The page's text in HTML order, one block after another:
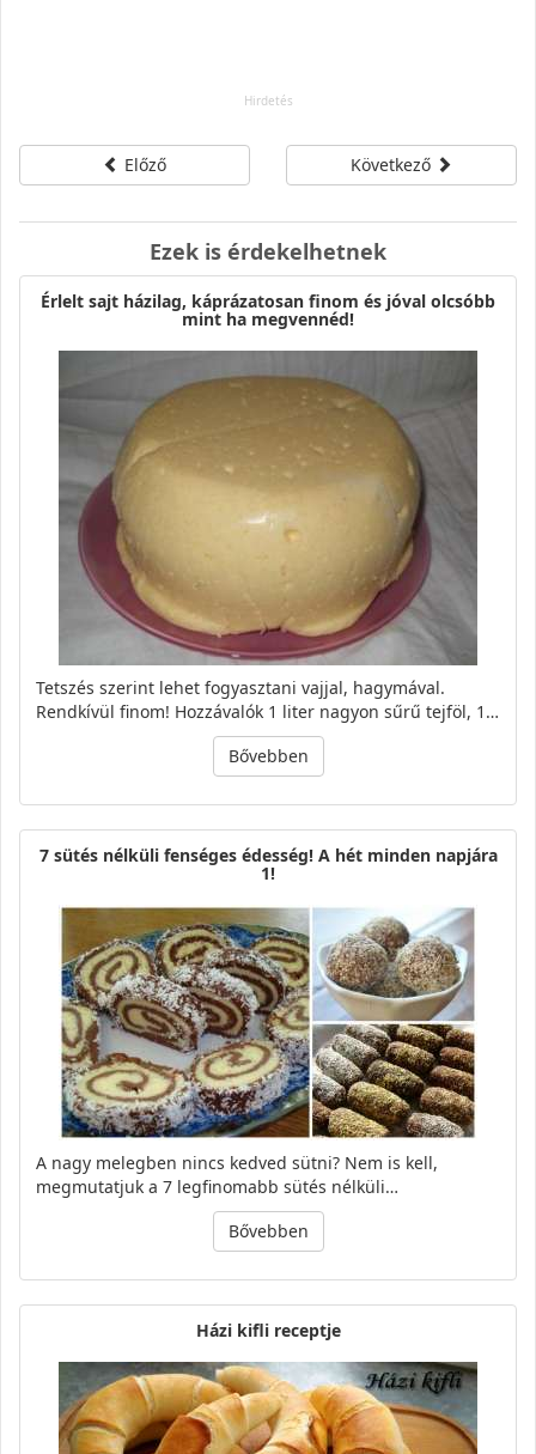
Előző Következő
Ezek is érdekelhetnek
Érlelt sajt házilag, káprázatosan finom és jóval olcsóbb
mint ha megvennéd!
Tetszés szerint lehet fogyasztani vajjal, hagymával.
Rendkívül finom! Hozzávalók 1 liter nagyon sűrű tejföl, 1…
Bővebben
7 sütés nélküli fenséges édesség! A hét minden napjára
1!
A nagy melegben nincs kedved sütni? Nem is kell,
megmutatjuk a 7 legfinomabb sütés nélküli…
Bővebben
Házi kifli receptje